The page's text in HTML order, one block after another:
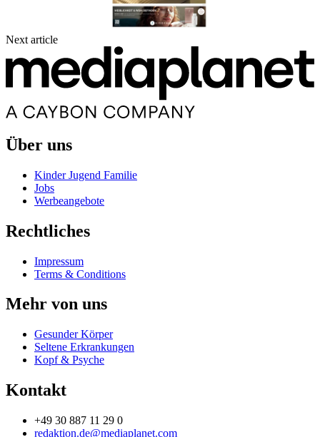
Next article
Über uns
Kinder Jugend Familie
Jobs
Werbeangebote
Rechtliches
Impressum
Terms & Conditions
Mehr von uns
Gesunder Körper
Seltene Erkrankungen
Kopf & Psyche
Kontakt
+49 30 887 11 29 0
redaktion.de@mediaplanet.com